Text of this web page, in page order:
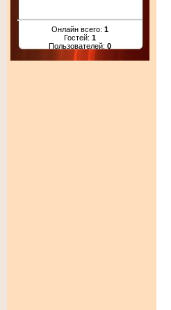
Онлайн всего: 1
Гостей: 1
Пользователей: 0